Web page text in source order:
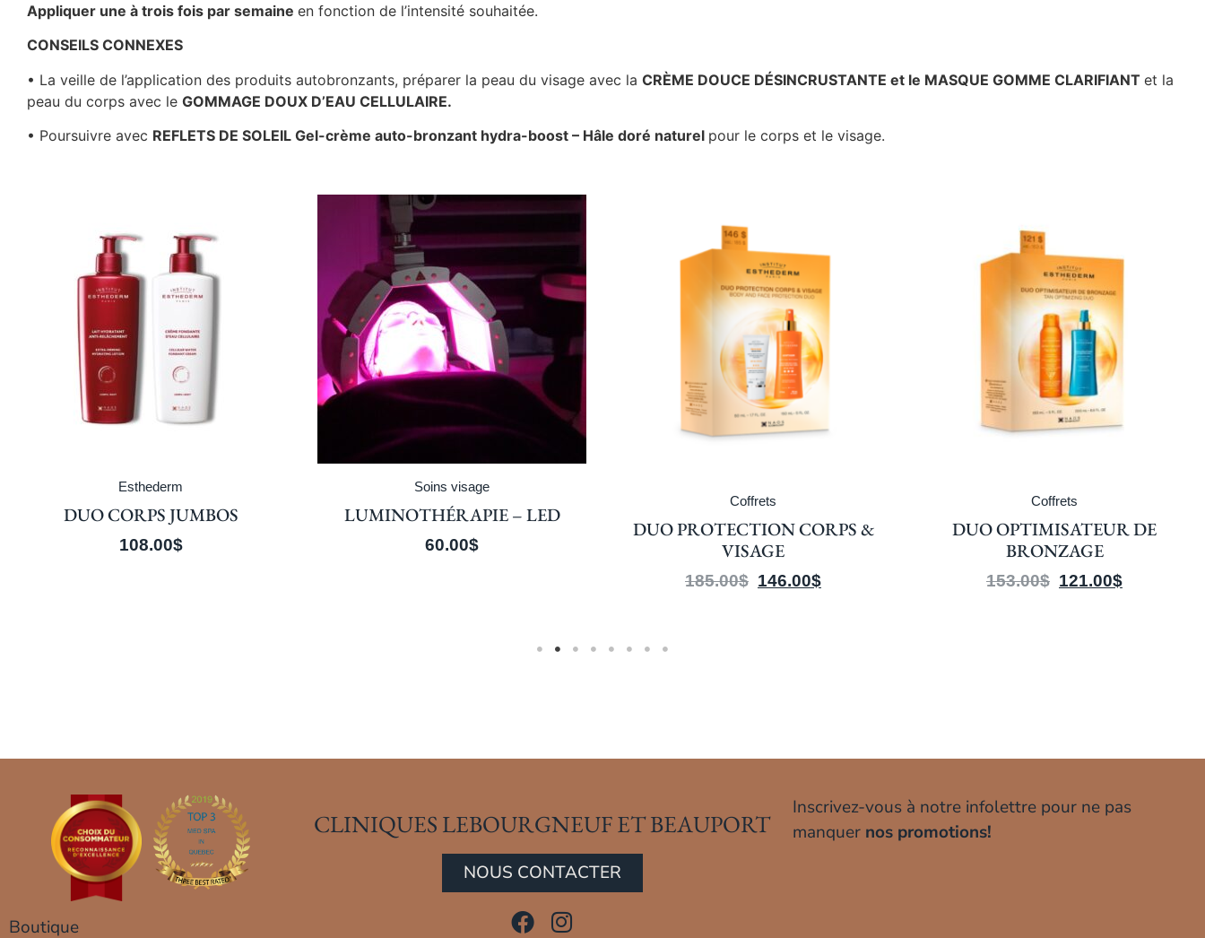
Appliquer une à trois fois par semaine en fonction de l’intensité souhaitée.
CONSEILS CONNEXES
• La veille de l’application des produits autobronzants, préparer la peau du visage avec la CRÈME DOUCE DÉSINCRUSTANTE et le MASQUE GOMME CLARIFIANT et la
peau du corps avec le GOMMAGE DOUX D’EAU CELLULAIRE.
• Poursuivre avec REFLETS DE SOLEIL Gel-crème auto-bronzant hydra-boost – Hâle doré naturel pour le corps et le visage.
Esthederm
DUO CORPS JUMBOS
108.00$
Soins visage
LUMINOTHÉRAPIE – LED
60.00$
Coffrets
DUO PROTECTION CORPS &
VISAGE
185.00$ 146.00$
Coffrets
DUO OPTIMISATEUR DE
BRONZAGE
153.00$ 121.00$
Boutique
CLINIQUES LEBOURGNEUF ET BEAUPORT
NOUS CONTACTER
Inscrivez-vous à notre infolettre pour ne pas
manquer nos promotions!